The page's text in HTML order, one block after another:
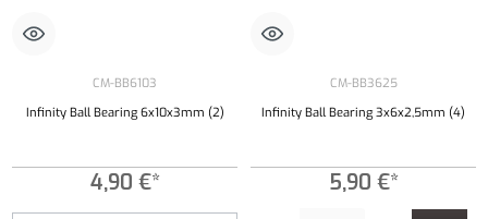
CM-BB6103
Infinity Ball Bearing 6x10x3mm (2)
4,90 €*
CM-BB3625
Infinity Ball Bearing 3x6x2,5mm (4)
5,90 €*